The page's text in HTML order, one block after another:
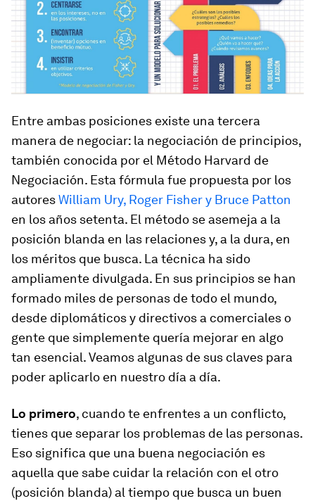
Entre ambas posiciones existe una tercera
manera de negociar: la negociación de principios,
también conocida por el Método Harvard de
Negociación. Esta fórmula fue propuesta por los
autoresWilliam Ury, Roger Fisher y Bruce Patton
en los años setenta. El método se asemeja a la
posición blanda en las relaciones y, a la dura, en
los méritos que busca. La técnica ha sido
ampliamente divulgada. En sus principios se han
formado miles de personas de todo el mundo,
desde diplomáticos y directivos a comerciales o
gente que simplemente quería mejorar en algo
tan esencial. Veamos algunas de sus claves para
poder aplicarlo en nuestro día a día.
Lo primero, cuando te enfrentes a un conflicto,
tienes que separar los problemas de las personas.
Eso significa que una buena negociación es
aquella que sabe cuidar la relación con el otro
(posición blanda) al tiempo que busca un buen